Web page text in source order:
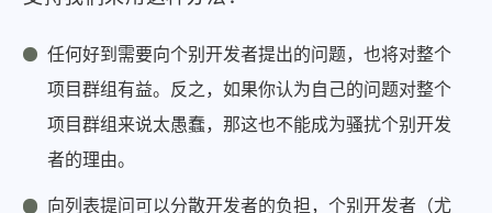
任何好到需要向个别开发者提出的问题，也将对整个
项目群组有益。反之，如果你认为自己的问题对整个
项目群组来说太愚蠢，那这也不能成为骚扰个别开发
者的理由。
向列表提问可以分散开发者的负担，个别开发者（尤